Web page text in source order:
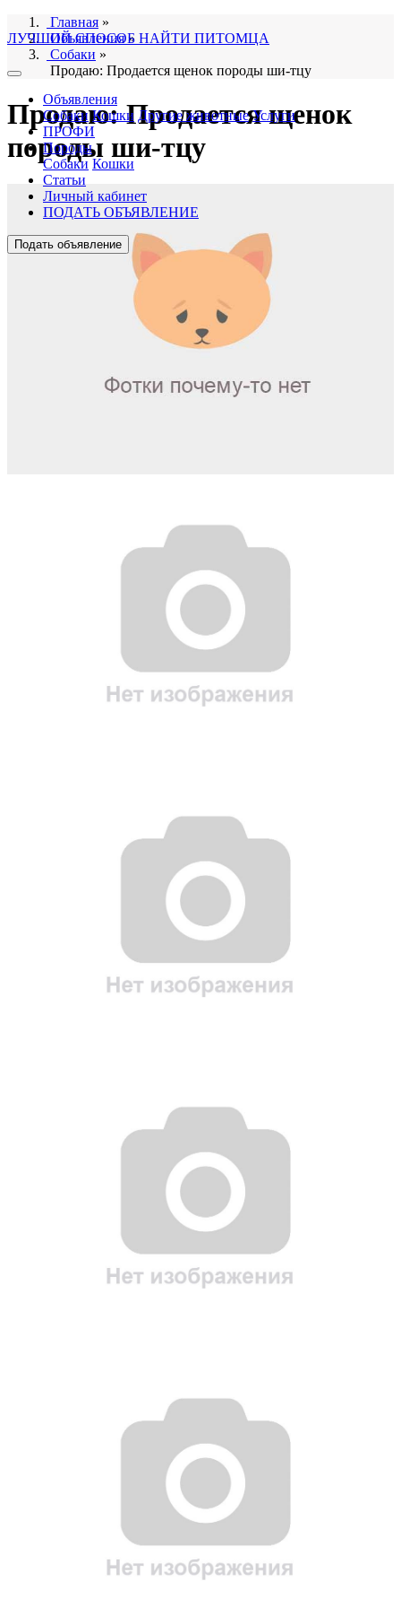
ЛУЧШИЙ СПОСОБ НАЙТИ ПИТОМЦА
Объявления
Собаки Кошки Другие животные Услуги
ПРОФИ
Породы
Собаки Кошки
Статьи
Личный кабинет
ПОДАТЬ ОБЪЯВЛЕНИЕ
Подать объявление
Главная »
Объявления»
Собаки »
Продаю: Продается щенок породы ши-тцу
Продаю: Продается щенок
породы ши-тцу